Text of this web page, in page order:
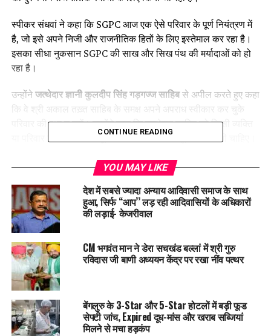
स्पीकर संधवां ने कहा कि SGPC आज एक ऐसे परिवार के पूर्ण नियंत्रण में
है, जो इसे अपने निजी और राजनीतिक हितों के लिए इस्तेमाल कर रहा है।
इसका सीधा नुकसान SGPC की साख और सिख पंथ की मर्यादाओं को हो
रहा है।
उन्होंनेजत्थेदार ज्ञानी कुलदीप सिंह गड़गज्ज साहिबसे अपील करते हुए कहा
कि वे श्री अकाल तख़्त साहिब के समक्ष अपने अपराध स्वीकार कर चुके
परिवार की रक्षा न करें। उन्होंने कहा कि जत्थेदार साहिब को किसी व्यक्ति
या परिवार विशेष के बजायपूरे पंथ के हित मेंअपनी भूमिका निभानी चाहिए।
स्पीकर संधवां ने कहा किश्री गुरु ग्रंथ साहिब जी के लापता 328 स्वरूपों
के मामले में दोषियों के खिलाफ न केवल कानूनी कार्रवाई होनी चाहिए, बल्कि
पंथिक परंपराओं के अनुसार भी सख़्त कदम उठाए जाने जरूरी हैं। उन्होंने
इस संदर्भ मेंजत्थेदार अकाली फूला सिंह जीकी निडर और सिद्धांतवादी
भूमिका को याद करने की आवश्यकता पर जोर दिया।
उन्होंने कहा कि सिख इतिहास गवाह है कि जब-जब पंथ और उसके सर्वोच्च
संस्थानों की गरिमा पर सवाल खड़े हुए हैं, तब मजबूत और निर्भीक नेतृत्व ने
ही पंथ को सही दिशा दिखाई है। आज भी उसी साहसिक दृष्टिकोण और
निष्पक्ष फैसलों की आवश्यकता है।
RELATED TOPICS: LATEST NEWS PUNJAB
CONTINUE READING
YOU MAY LIKE
देश में सबसे ज्यादा अन्याय आदिवासी समाज के साथ
हुआ, सिर्फ ‘‘आप’’ लड़ रही आदिवासियों के अधिकारों
की लड़ाई- केजरीवाल
CM भगवंत मान ने डेरा सचखंड बल्लां में श्री गुरु
रविदास जी बाणी अध्ययन केंद्र पर रखा नींव पत्थर
बेंगलुरु के 3-Star और 5-Star होटलों में बड़ी फूड
सेफ्टी जांच, Expired दूध-मांस और खराब सब्जियां
मिलने से मचा हड़कंप